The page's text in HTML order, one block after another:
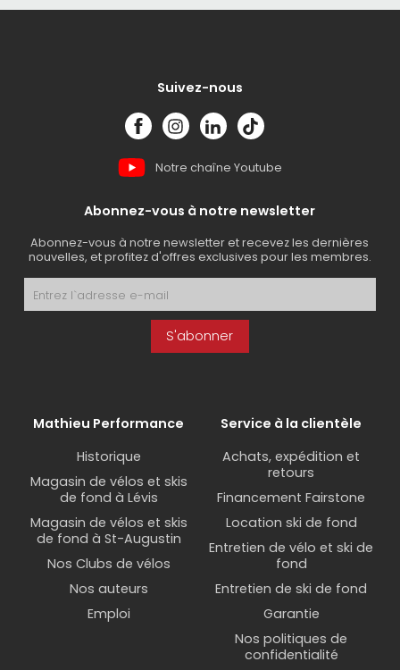
Suivez-nous
Notre chaîne Youtube
Abonnez-vous à notre newsletter
Abonnez-vous à notre newsletter et recevez les dernières
nouvelles, et profitez d'offres exclusives pour les membres.
S'abonner
Mathieu Performance
Historique
Magasin de vélos et skis
de fond à Lévis
Magasin de vélos et skis
de fond à St-Augustin
Nos Clubs de vélos
Nos auteurs
Emploi
Service à la clientèle
Achats, expédition et
retours
Financement Fairstone
Location ski de fond
Entretien de vélo et ski de
fond
Entretien de ski de fond
Garantie
Nos politiques de
confidentialité